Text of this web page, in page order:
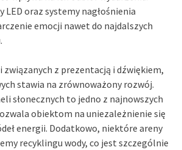
LED oraz systemy nagłośnienia
emocji nawet do najdalszych
z prezentacją i dźwiękiem,
stawia na zrównoważony rozwój.
słonecznych to jedno z najnowszych
obiektom na uniezależnienie się
energii. Dodatkowo, niektóre areny
recyklingu wody, co jest szczególnie